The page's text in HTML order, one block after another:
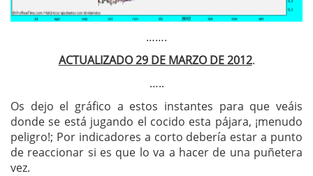
…….
ACTUALIZADO 29 DE MARZO DE 2012.
…..
Os dejo el gráfico a estos instantes para que veáis
donde se está jugando el cocido esta pájara, ¡menudo
peligro!; Por indicadores a corto debería estar a punto
de reaccionar si es que lo va a hacer de una puñetera
vez.